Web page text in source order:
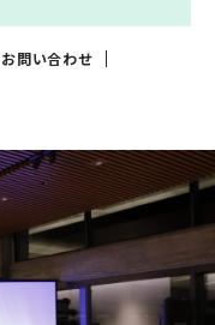
お問い合わせ